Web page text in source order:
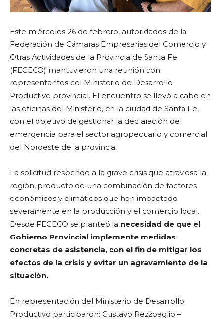
Este miércoles 26 de febrero, autoridades de la
Federación de Cámaras Empresarias del Comercio y
Otras Actividades de la Provincia de Santa Fe
(FECECO) mantuvieron una reunión con
representantes del Ministerio de Desarrollo
Productivo provincial. El encuentro se llevó a cabo en
las oficinas del Ministerio, en la ciudad de Santa Fe,
con el objetivo de gestionar la declaración de
emergencia para el sector agropecuario y comercial
del Noroeste de la provincia.
La solicitud responde a la grave crisis que atraviesa la
región, producto de una combinación de factores
económicos y climáticos que han impactado
severamente en la producción y el comercio local.
Desde FECECO se planteó la necesidad de que el
Gobierno Provincial implemente medidas
concretas de asistencia, con el fin de mitigar los
efectos de la crisis y evitar un agravamiento de la
situación.
En representación del Ministerio de Desarrollo
Productivo participaron: Gustavo Rezzoaglio –